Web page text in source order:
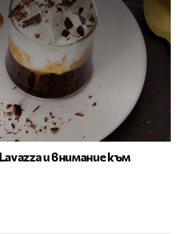
и внимание към